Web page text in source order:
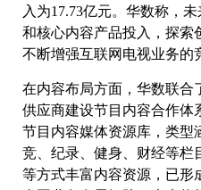
入为17.73亿元。华数称，
和核心内容产品投入，探索
不断增强互联网电视业务的
在内容布局方面，华数联合
供应商建设节目内容合作体
节目内容媒体资源库，类型
竞、纪录、健身、财经等栏
等方式丰富内容资源，已形